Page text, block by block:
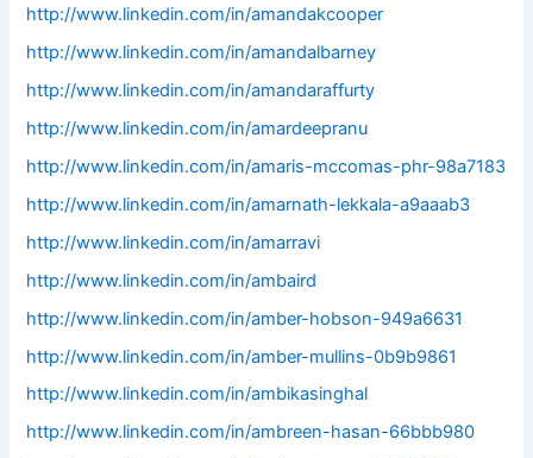
http://www.linkedin.com/in/amandakcooper
http://www.linkedin.com/in/amandalbarney
http://www.linkedin.com/in/amandaraffurty
http://www.linkedin.com/in/amardeepranu
http://www.linkedin.com/in/amaris-mccomas-phr-98a7183
http://www.linkedin.com/in/amarnath-lekkala-a9aaab3
http://www.linkedin.com/in/amarravi
http://www.linkedin.com/in/ambaird
http://www.linkedin.com/in/amber-hobson-949a6631
http://www.linkedin.com/in/amber-mullins-0b9b9861
http://www.linkedin.com/in/ambikasinghal
http://www.linkedin.com/in/ambreen-hasan-66bbb980